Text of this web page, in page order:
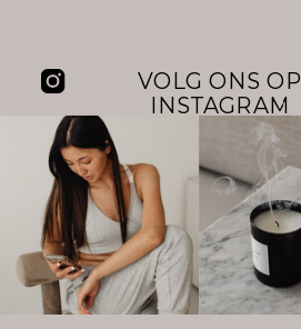
VOLG ONS OP
INSTAGRAM